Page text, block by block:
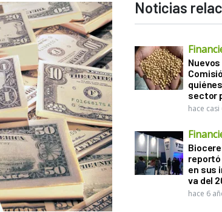
Noticias
sector
hace
reportó
en sus
va del
hace 6